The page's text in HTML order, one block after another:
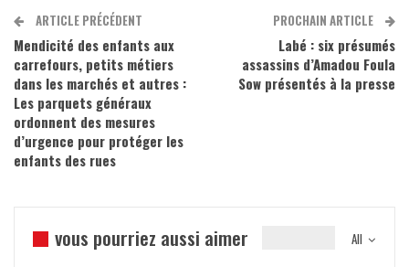
ARTICLE PRÉCÉDENT
Mendicité des enfants aux
carrefours, petits métiers
dans les marchés et autres :
Les parquets généraux
ordonnent des mesures
d’urgence pour protéger les
enfants des rues
PROCHAIN ARTICLE
Labé : six présumés
assassins d’Amadou Foula
Sow présentés à la presse
All
vous pourriez aussi aimer